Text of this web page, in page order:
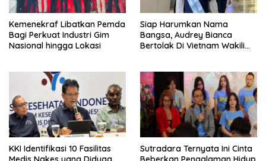
Kemenekraf Libatkan Pemda
Bagi Perkuat Industri Gim
Nasional hingga Lokasi
Siap Harumkan Nama
Bangsa, Audrey Bianca
Bertolak Di Vietnam Wakili
KKI Identifikasi 10 Fasilitas
Sutradara Ternyata Ini Cinta